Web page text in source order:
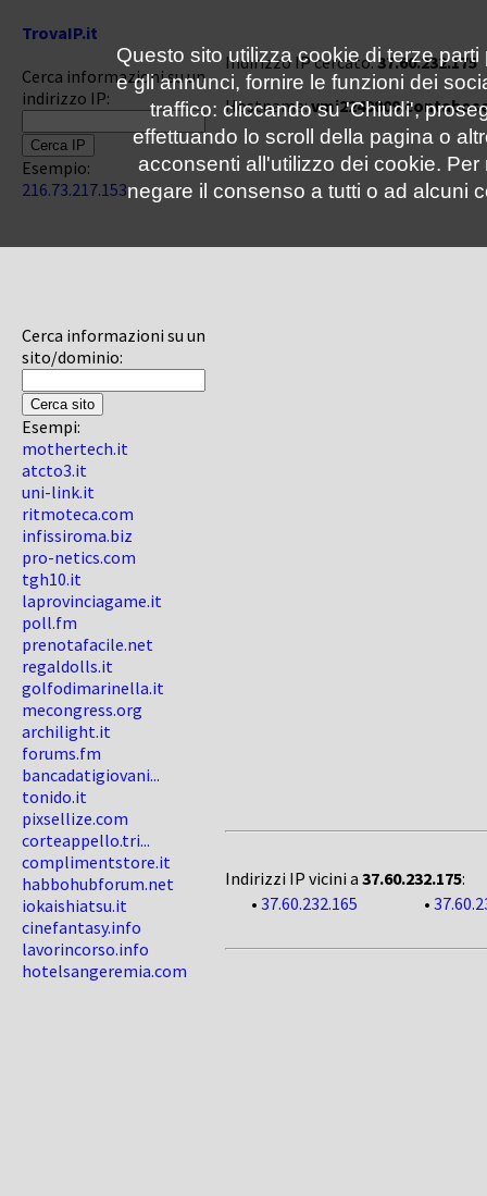
TrovaIP.it
Cerca informazioni su un
indirizzo IP:
Esempio:
216.73.217.153
Cerca informazioni su un
sito/dominio:
Esempi:
mothertech.it
atcto3.it
uni-link.it
ritmoteca.com
infissiroma.biz
pro-netics.com
tgh10.it
laprovinciagame.it
poll.fm
prenotafacile.net
regaldolls.it
golfodimarinella.it
mecongress.org
archilight.it
forums.fm
bancadatigiovani...
tonido.it
pixsellize.com
corteappello.tri...
complimentstore.it
habbohubforum.net
iokaishiatsu.it
cinefantasy.info
lavorincorso.info
hotelsangeremia.com
Indirizzo IP cercato:37.60.232.175
Hostname:
Indirizzi IP vicini a 37.60.232.175:
• 37.60.232.165 •
Questo sito utilizza cookie di terze
e gli annunci, fornire le funzioni dei
traffico: cliccando su 'Chiudi',
effettuando lo scroll della pagina o
acconsenti all'utilizzo dei cookie.
negare il consenso a tutti o ad alcuni